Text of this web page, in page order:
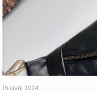
16 avril 2024